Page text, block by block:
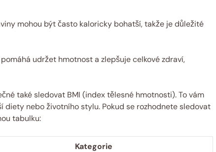
mohou být často kaloricky bohatší, ⁢takže je důležité
udržet hmotnost a zlepšuje celkové zdraví,
také sledovat BMI ​(index tělesné hmotnosti). To vám
nebo životního stylu.​ Pokud se rozhodnete sledovat
tabulku:
Kategorie